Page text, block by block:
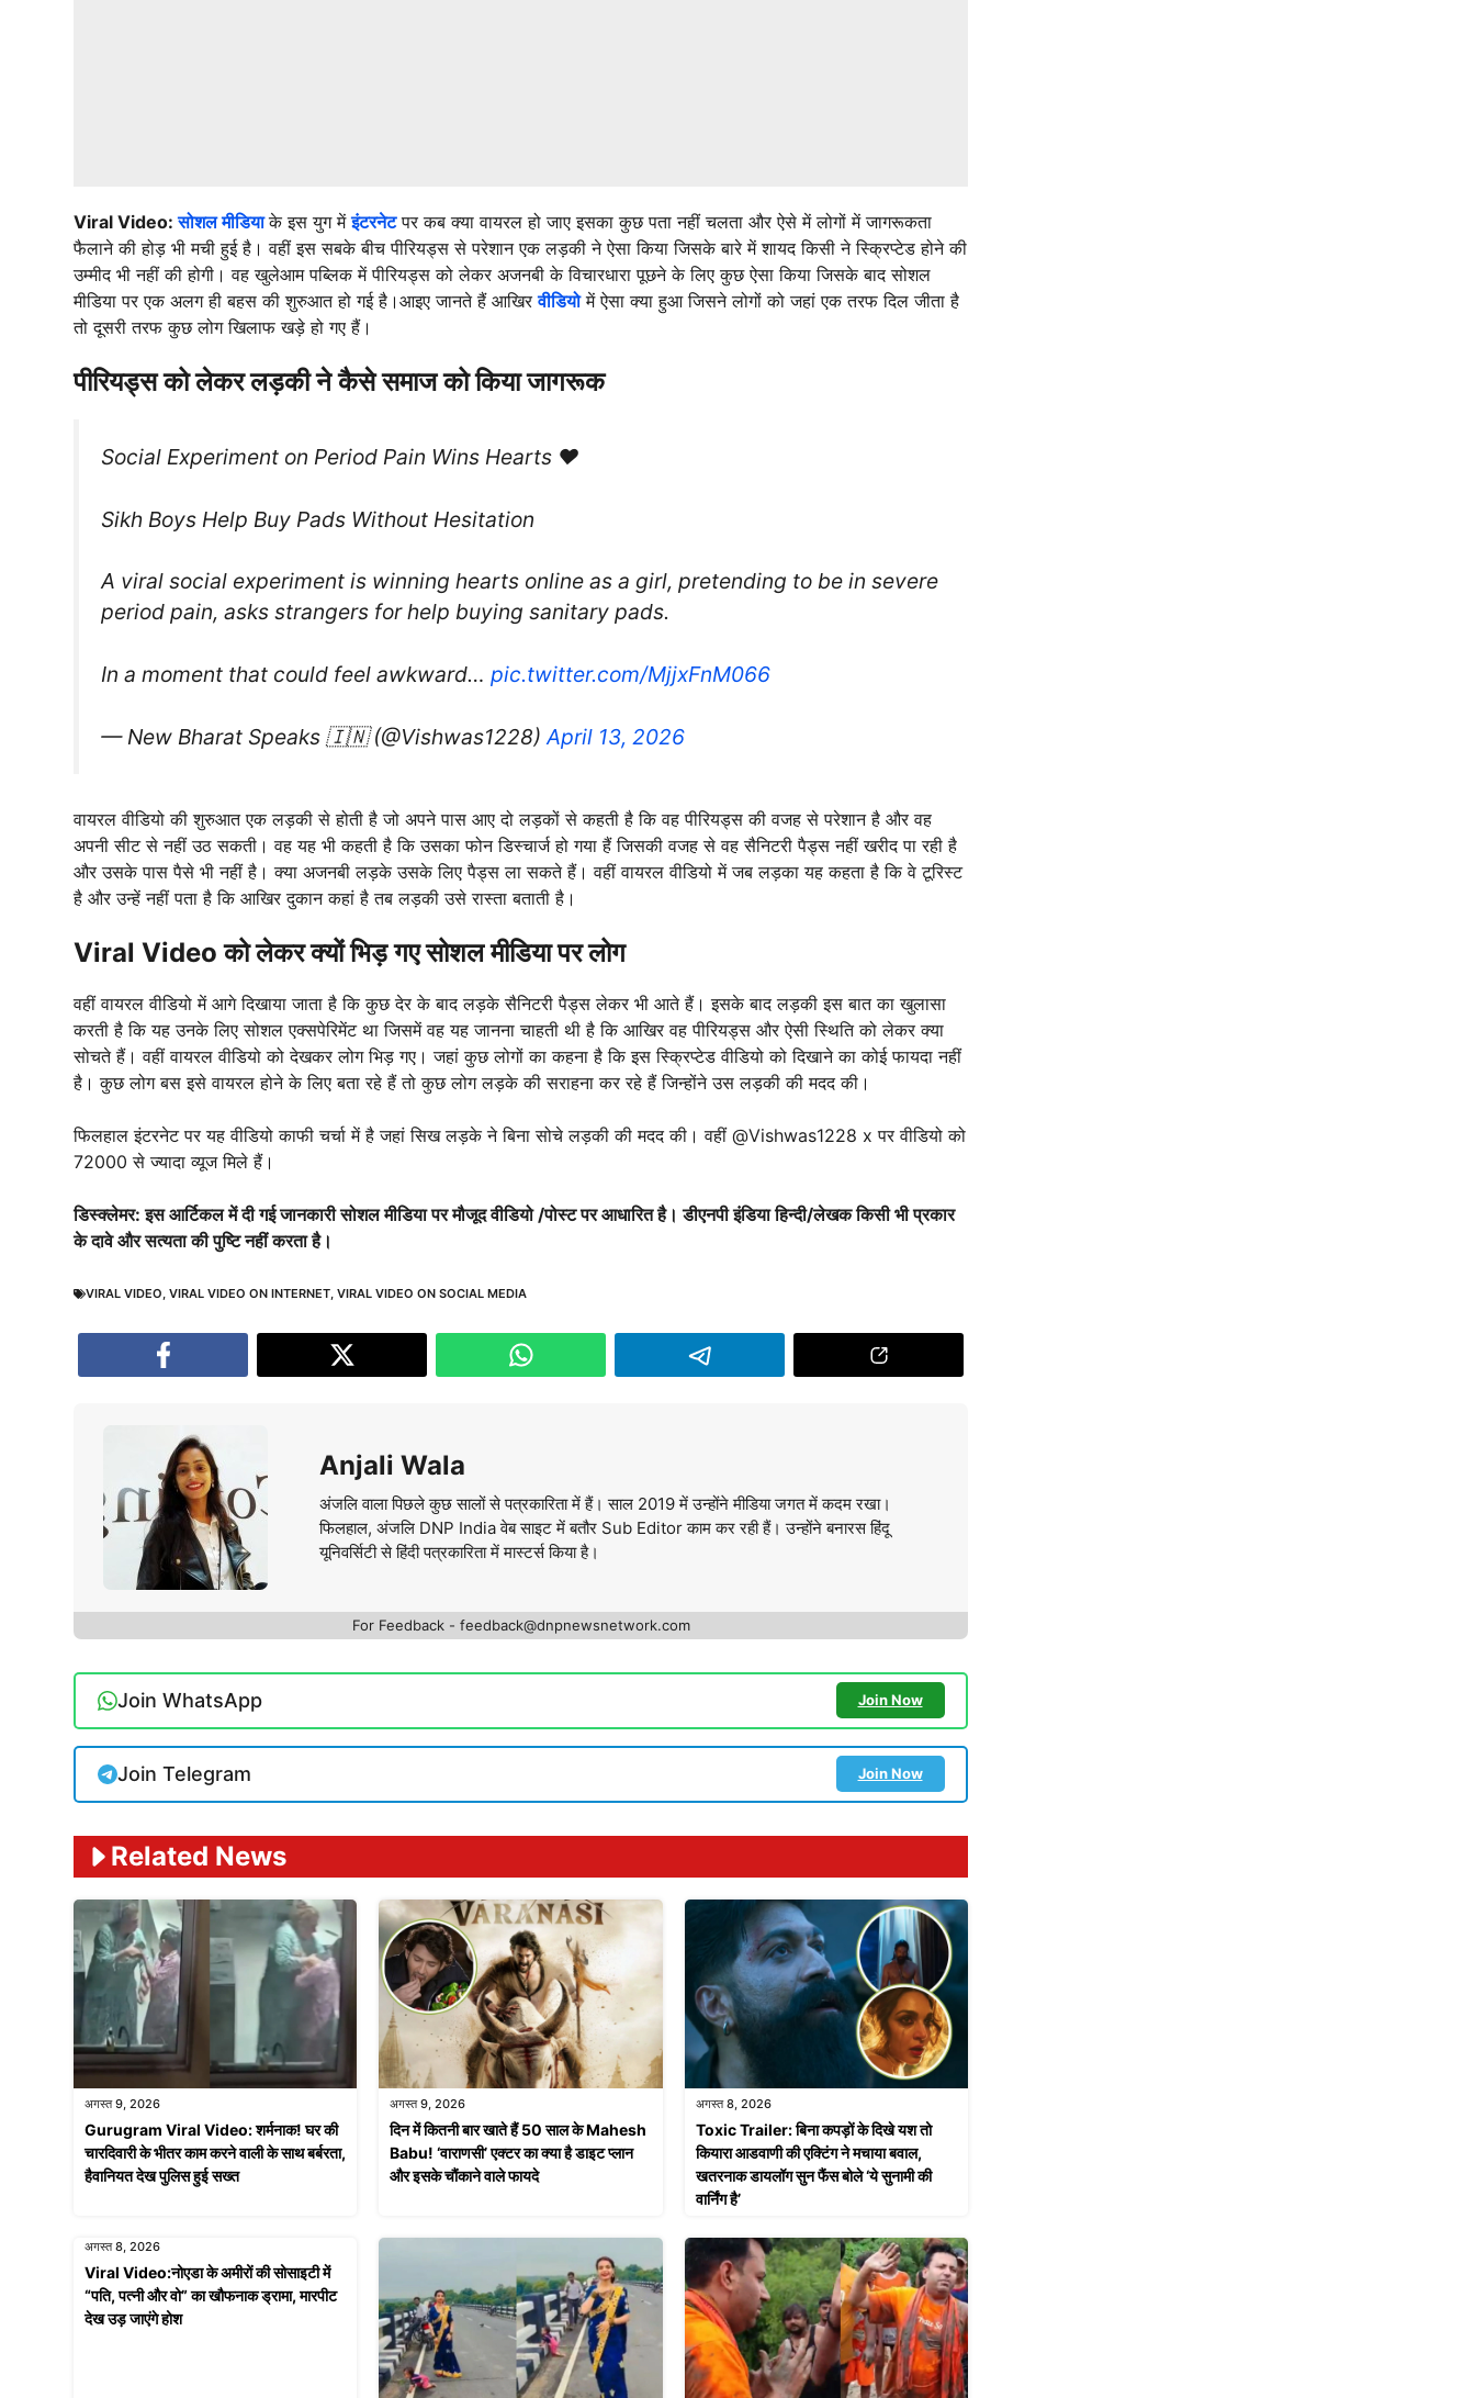
Viral Video:सोशल मीडिया के इस युग मेंइंटरनेट पर कब क्या वायरल हो जाए इसका कुछ पता नहीं चलता और ऐसे में लोगों में जागरूकता
फैलाने की होड़ भी मची हुई है। वहीं इस सबके बीच पीरियड्स से परेशान एक लड़की ने ऐसा किया जिसके बारे में शायद किसी ने स्क्रिप्टेड होने की
उम्मीद भी नहीं की होगी। वह खुलेआम पब्लिक में पीरियड्स को लेकर अजनबी के विचारधारा पूछने के लिए कुछ ऐसा किया जिसके बाद सोशल
मीडिया पर एक अलग ही बहस की शुरुआत हो गई है।आइए जानते हैं आखिरवीडियो में ऐसा क्या हुआ जिसने लोगों को जहां एक तरफ दिल जीता है
तो दूसरी तरफ कुछ लोग खिलाफ खड़े हो गए हैं।
पीरियड्स को लेकर लड़की ने कैसे समाज को किया जागरूक
Social Experiment on Period Pain Wins Hearts ❤️
Sikh Boys Help Buy Pads Without Hesitation
A viral social experiment is winning hearts online as a girl, pretending to be in severe
period pain, asks strangers for help buying sanitary pads.
In a moment that could feel awkward… pic.twitter.com/MjjxFnM066
— New Bharat Speaks 🇮🇳 (@Vishwas1228)April 13, 2026
वायरल वीडियो की शुरुआत एक लड़की से होती है जो अपने पास आए दो लड़कों से कहती है कि वह पीरियड्स की वजह से परेशान है और वह
अपनी सीट से नहीं उठ सकती। वह यह भी कहती है कि उसका फोन डिस्चार्ज हो गया हैं जिसकी वजह से वह सैनिटरी पैड्स नहीं खरीद पा रही है
और उसके पास पैसे भी नहीं है। क्या अजनबी लड़के उसके लिए पैड्स ला सकते हैं। वहीं वायरल वीडियो में जब लड़का यह कहता है कि वे टूरिस्ट
है और उन्हें नहीं पता है कि आखिर दुकान कहां है तब लड़की उसे रास्ता बताती है।
Viral Video को लेकर क्यों भिड़ गए सोशल मीडिया पर लोग
वहीं वायरल वीडियो में आगे दिखाया जाता है कि कुछ देर के बाद लड़के सैनिटरी पैड्स लेकर भी आते हैं। इसके बाद लड़की इस बात का खुलासा
करती है कि यह उनके लिए सोशल एक्सपेरिमेंट था जिसमें वह यह जानना चाहती थी है कि आखिर वह पीरियड्स और ऐसी स्थिति को लेकर क्या
सोचते हैं। वहीं वायरल वीडियो को देखकर लोग भिड़ गए। जहां कुछ लोगों का कहना है कि इस स्क्रिप्टेड वीडियो को दिखाने का कोई फायदा नहीं
है। कुछ लोग बस इसे वायरल होने के लिए बता रहे हैं तो कुछ लोग लड़के की सराहना कर रहे हैं जिन्होंने उस लड़की की मदद की।
फिलहाल इंटरनेट पर यह वीडियो काफी चर्चा में है जहां सिख लड़के ने बिना सोचे लड़की की मदद की। वहीं @Vishwas1228 x पर वीडियो को
72000 से ज्यादा व्यूज मिले हैं।
डिस्क्लेमर: इस आर्टिकल में दी गई जानकारी सोशल मीडिया पर मौजूद वीडियो /पोस्ट पर आधारित है। डीएनपी इंडिया हिन्दी/लेखक किसी भी प्रकार
के दावे और सत्यता की पुष्टि नहीं करता है।
VIRAL VIDEO, VIRAL VIDEO ON INTERNET, VIRAL VIDEO ON SOCIAL MEDIA
Anjali Wala
अंजलि वाला पिछले कुछ सालों से पत्रकारिता में हैं। साल 2019 में उन्होंने मीडिया जगत में कदम रखा।
फिलहाल, अंजलि DNP India वेब साइट में बतौर Sub Editor काम कर रही हैं। उन्होंने बनारस हिंदू
यूनिवर्सिटी से हिंदी पत्रकारिता में मास्टर्स किया है।
For Feedback - feedback@dnpnewsnetwork.com
Join WhatsApp Join Now
Join Telegram Join Now
Related News
अगस्त 9, 2026
Gurugram Viral Video: शर्मनाक! घर की
चारदिवारी के भीतर काम करने वाली के साथ बर्बरता,
हैवानियत देख पुलिस हुई सख्त
अगस्त 9, 2026
दिन में कितनी बार खाते हैं 50 साल के Mahesh
Babu! ‘वाराणसी’ एक्टर का क्या है डाइट प्लान
और इसके चौंकाने वाले फायदे
अगस्त 8, 2026
Toxic Trailer: बिना कपड़ों के दिखे यश तो
कियारा आडवाणी की एक्टिंग ने मचाया बवाल,
खतरनाक डायलॉग सुन फैंस बोले ‘ये सुनामी की
वार्निंग है’
अगस्त 8, 2026
Viral Video:नोएडा के अमीरों की सोसाइटी में
“पति, पत्नी और वो” का खौफनाक ड्रामा, मारपीट
देख उड़ जाएंगे होश